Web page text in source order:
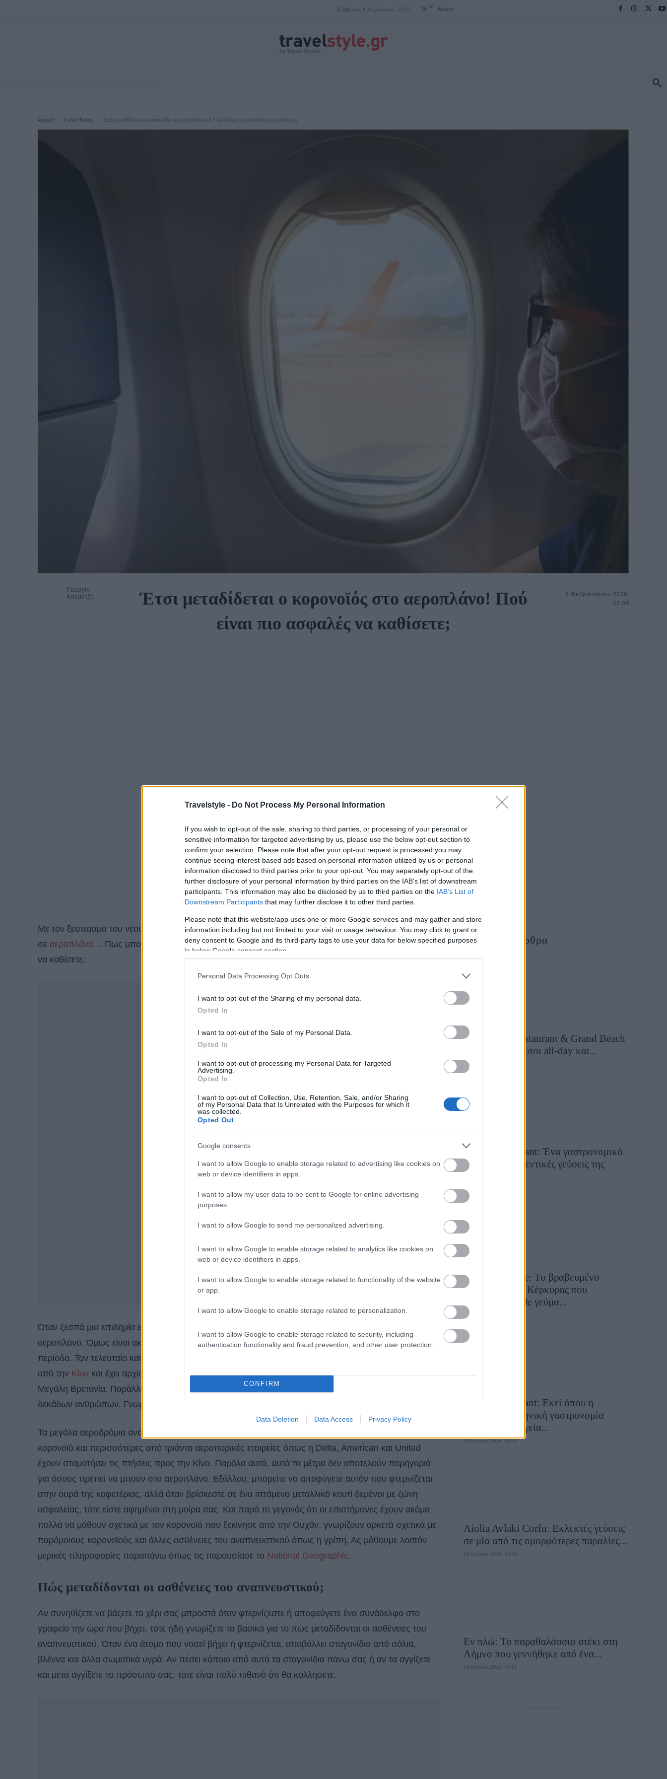
Travelstyle - Do Not Process My Personal Information
If you wish to opt-out of the sale, sharing to third parties, or processing of your personal or
sensitive information for targeted advertising by us, please use the below opt-out section to
confirm your selection. Please note that after your opt-out request is processed you may
continue seeing interest-based ads based on personal information utilized by us or personal
information disclosed to third parties prior to your opt-out. You may separately opt-out of the
further disclosure of your personal information by third parties on the IAB’s list of downstream
participants. This information may also be disclosed by us to third parties on the IAB’s List of
Downstream Participants that may further disclose it to other third parties.
Please note that this website/app uses one or more Google services and may gather and store
information including but not limited to your visit or usage behaviour. You may click to grant or
deny consent to Google and its third-party tags to use your data for below specified purposes
in below Google consent section.
Personal Data Processing Opt Outs
I want to opt-out of the Sharing of my personal data.
Opted In
I want to opt-out of the Sale of my Personal Data.
Opted In
I want to opt-out of processing my Personal Data for Targeted
Advertising.
Opted In
I want to opt-out of Collection, Use, Retention, Sale, and/or Sharing
of my Personal Data that Is Unrelated with the Purposes for which it
was collected.
Opted Out
Google consents
I want to allow Google to enable storage related to advertising like cookies on
web or device identifiers in apps.
I want to allow my user data to be sent to Google for online advertising
purposes.
I want to allow Google to send me personalized advertising.
I want to allow Google to enable storage related to analytics like cookies on
web or device identifiers in apps.
I want to allow Google to enable storage related to functionality of the website
or app.
I want to allow Google to enable storage related to personalization.
I want to allow Google to enable storage related to security, including
authentication functionality and fraud prevention, and other user protection.
CONFIRM
Data Deletion Data Access Privacy Policy
Σάββατο, 8 Αυγούστου, 2026 36 C Athens
Αρχική Travel News Έτσι μεταδίδεται ο κορονοϊός στο αεροπλάνο! Πού είναι πιο ασφαλές να καθίσετε;
Γεωργία
Καλαντζή
Έτσι μεταδίδεται ο κορονοϊός στο αεροπλάνο! Πού
είναι πιο ασφαλές να καθίσετε;
8 Φεβρουαρίου 2020,
12:00
Με τον ξέσπασμα του νέου κορονοϊού είναι φυσιολογικό οι ταξιδιώτες να φοβούνται να επιβιβαστούν
σε αεροπλάνο… Πως μπορεί να μεταδοθεί ο νέος ιός μέσα στο αεροπλάνο και πού είναι πιο ασφαλές
να καθίσετε;
Όταν ξεσπά μια επιδημία είναι φυσιολογικό να είμαστε πιο διστακτικοί με το να μπαίνουμε στο
αεροπλάνο. Όμως είναι ακόμα πιο ανησυχητικό όταν κυκλοφορούν δυο σοβαρές ιώσεις την ίδια
περίοδο. Τον τελευταίο καιρό ο κόσμος έχει αναστατωθεί εξαιτίας του νέου κορονοϊού που ξεκίνησε
από την Κίνα και έχει αρχίσει να εξαπλώνεται σε πολλές χώρες, όπως οι Ηνωμένες Πολιτείες και η
Μεγάλη Βρετανία. Παράλληλα είναι περίοδος έξαρσης ιώσεων, οι οποίες έχουν προκαλέσει το θάνατο
δεκάδων ανθρώπων. Γνωρίστε τα πάντα για τον
Τα μεγάλα αεροδρόμια ανά τον κόσμο έχουν ξεκινήσει να περνάνε από έλεγχο τους επιβάτες για τον
κορονοϊό και περισσότερες από τριάντα αεροπορικές εταιρείες όπως η Delta, American και United
έχουν σταματήσει τις πτήσεις προς την Κίνα. Παρόλα αυτά, αυτά τα μέτρα δεν αποτελούν παρηγοριά
για όσους πρέπει να μπουν στο αεροπλάνο. Εξάλλου, μπορείτε να αποφύγετε αυτόν που φτερνίζεται
στην ουρά της καφετέριας, αλλά όταν βρίσκεστε σε ένα ιπτάμενο μεταλλικό κουτί δεμένοι με ζώνη
ασφαλείας, τότε είστε αφημένοι στη μοίρα σας. Και παρά το γεγονός ότι οι επιστήμονες έχουν ακόμα
πολλά να μάθουν σχετικά με τον κορονοϊό που ξεκίνησε από την Ουχάν, γνωρίζουν αρκετά σχετικά με
παρόμοιους κορονοϊούς και άλλες ασθένειες του αναπνευστικού όπως η γρίπη. Ας μάθουμε λοιπόν
μερικές πληροφορίες παραπάνω όπως τις παρουσίασε το National Geographic.
Πώς μεταδίδονται οι ασθένειες του αναπνευστικού;
Αν συνηθίζετε να βάζετε το χέρι σας μπροστά όταν φτερνίζεστε ή αποφεύγετε ένα συνάδελφο στο
γραφείο την ώρα που βήχει, τότε ήδη γνωρίζετε τα βασικά για το πώς μεταδίδονται οι ασθένειες του
αναπνευστικού. Όταν ένα άτομο που νοσεί βήχει ή φτερνίζεται, αποβάλλει σταγονίδια από σάλια,
βλέννα και άλλα σωματικά υγρά. Αν πέσει κάποιο από αυτά τα σταγονίδια πάνω σας ή αν τα αγγίξετε
και μετά αγγίξετε το πρόσωπό σας, τότε είναι πολύ πιθανό ότι θα κολλήσετε.
Τελευταία Άρθρα
Grand Asia Restaurant & Grand Beach
Club: Οι απόλυτοι all-day και...
2 ημέρες πριν
Tsapis Restaurant: Ένα γαστρονομικό
ταξίδι στις αυθεντικές γεύσεις της
29 Ιουλίου 2026, 9:54
Toula’s Seaside: Το βραβευμένο
εστιατόριο της Κέρκυρας που
μετατρέπει κάθε γεύμα...
28 Ιουλίου 2026, 11:05
Cavos Restaurant: Εκεί όπου η
αυθεντική ελληνική γαστρονομία
συναντά τη μαγεία...
28 Ιουλίου 2026, 10:58
Aiolia Avlaki Corfu: Εκλεκτές γεύσεις
σε μία από τις ομορφότερες παραλίες...
28 Ιουλίου 2026, 10:50
Εν πλώ: Το παραθαλάσσιο στέκι στη
Λήμνο που γεννήθηκε από ένα...
24 Ιουλίου 2026, 13:00